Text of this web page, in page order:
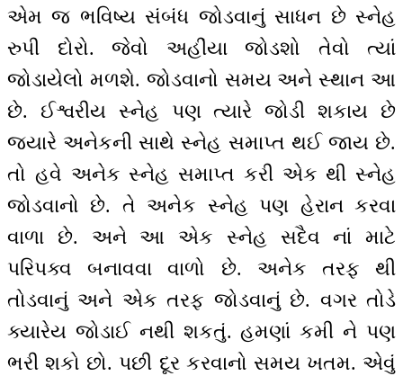
એમ જ ભવિષ્ય સંબંધ જોડવાનું સાધન છે સ્નેહ
રુપી દોરો. જેવો અહીંયા જોડશો તેવો ત્યાં
જોડાયેલો મળશે. જોડવાનો સમય અને સ્થાન આ
છે. ઈશ્વરીય સ્નેહ પણ ત્યારે જોડી શકાય છે
જ્યારે અનેકની સાથે સ્નેહ સમાપ્ત થઈ જાય છે.
તો હવે અનેક સ્નેહ સમાપ્ત કરી એક થી સ્નેહ
જોડવાનો છે. તે અનેક સ્નેહ પણ હેરાન કરવા
વાળા છે. અને આ એક સ્નેહ સદૈવ નાં માટે
પરિપક્વ બનાવવા વાળો છે. અનેક તરફ થી
તોડવાનું અને એક તરફ જોડવાનું છે. વગર તોડે
ક્યારેય જોડાઈ નથી શકતું. હમણાં કમી ને પણ
ભરી શકો છો. પછી દૂર કરવાનો સમય ખતમ. એવું